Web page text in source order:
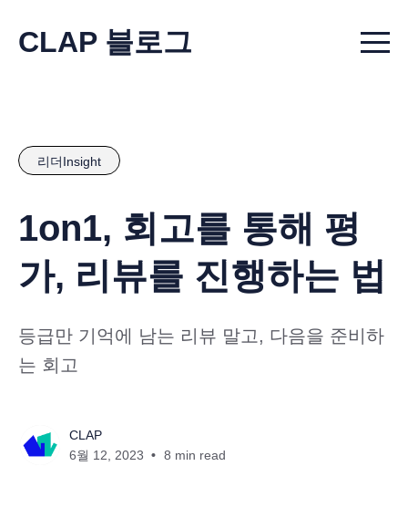
CLAP 블로그 Menu
리더Insight
1on1, 회고를 통해 평
가, 리뷰를 진행하는 법
등급만 기억에 남는 리뷰 말고, 다음을 준비하
는 회고
CLAP
6월 12, 2023
8 min read